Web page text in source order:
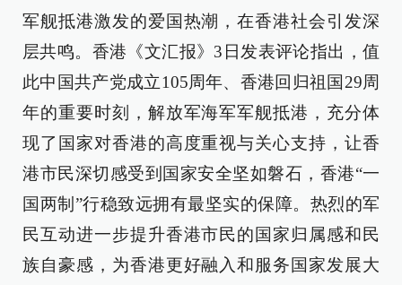
军舰抵港激发的爱国热潮，在香港社会引发深
层共鸣。香港《文汇报》3日发表评论指出，值
此中国共产党成立105周年、香港回归祖国29周
年的重要时刻，解放军海军军舰抵港，充分体
现了国家对香港的高度重视与关心支持，让香
港市民深切感受到国家安全坚如磐石，香港“一
国两制”行稳致远拥有最坚实的保障。热烈的军
民互动进一步提升香港市民的国家归属感和民
族自豪感，为香港更好融入和服务国家发展大